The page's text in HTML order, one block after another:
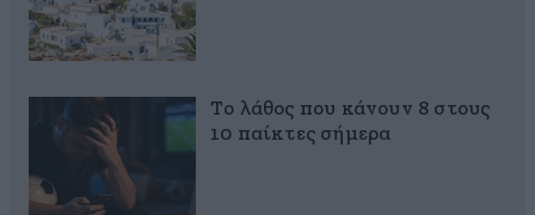
Το λάθος που κάνουν 8 στους
10 παίκτες σήμερα